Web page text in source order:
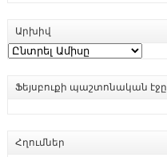
Արխիվ
Արխիվ
Ֆեյսբուքի պաշտոնական էջը
Հղումներ